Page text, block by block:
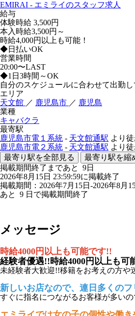
EMIRAI - エミライのスタッフ求人
給与
体験時給 3,500円
本入時給3,500円～
時給4,000円以上も可能！
◆日払いOK
営業時間
20:00〜LAST
◆1日3時間～OK
自分のスケジュールに合わせて出勤し
エリア
天文館 ／ 鹿児島市 ／ 鹿児島
業種
キャバクラ
最寄駅
鹿児島市電１系統 - 天文館通駅 より
鹿児島市電２系統 - 天文館通駅 より
最寄り駅を全部見る
最寄り駅を縮
掲載期間終了まであと 9日
2026年8月15日 23:59:59に掲載終了
掲載期間：2026年7月15日-2026年8月
あと 9 日で掲載期間終了
メッセージ
時給4000円以上も可能です!!
経験者優遇!!時給4000円以上も可
未経験者大歓迎!!移籍をお考えの方や
新しいお店なので、連日多くの
すぐに指名につながるお客様が多い